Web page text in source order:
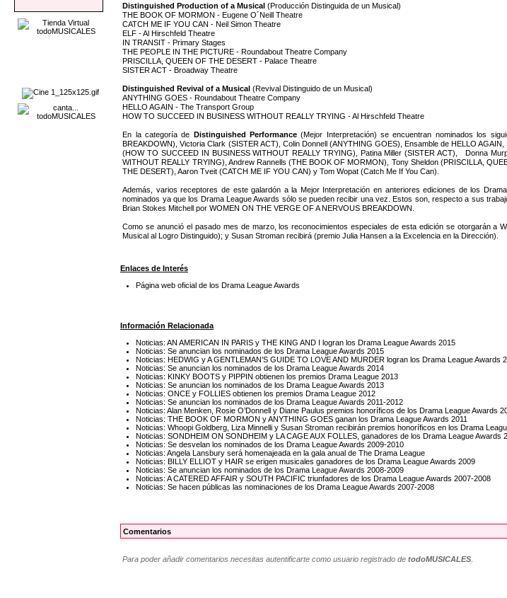
Distinguished Production of a Musical (Producción Distinguida de un Musical)
THE BOOK OF MORMON - Eugene O´Neill Theatre
CATCH ME IF YOU CAN - Neil Simon Theatre
ELF - Al Hirschfeld Theatre
IN TRANSIT - Primary Stages
THE PEOPLE IN THE PICTURE - Roundabout Theatre Company
PRISCILLA, QUEEN OF THE DESERT - Palace Theatre
SISTER ACT - Broadway Theatre
Distinguished Revival of a Musical (Revival Distinguido de un Musical)
ANYTHING GOES - Roundabout Theatre Company
HELLO AGAIN - The Transport Group
HOW TO SUCCEED IN BUSINESS WITHOUT REALLY TRYING - Al Hirschfeld Theatre
En la categoría de Distinguished Performance (Mejor Interpretación) se encuentran nominados los
BREAKDOWN), Victoria Clark (SISTER ACT), Colin Donnell (ANYTHING GOES), Ensamble de HELLO
(HOW TO SUCCEED IN BUSINESS WITHOUT REALLY TRYING), Patina Miller (SISTER ACT), Donna
WITHOUT REALLY TRYING), Andrew Rannells (THE BOOK OF MORMON), Tony Sheldon (PRISCILLA,
THE DESERT), Aaron Tveit (CATCH ME IF YOU CAN) y Tom Wopat (Catch Me If You Can).
Además, varios receptores de este galardón a la Mejor Interpretación en anteriores ediciones de los
nominados ya que los Drama League Awards sólo se pueden recibir una vez. Estos son, respecto a sus
Brian Stokes Mitchell por WOMEN ON THE VERGE OF A NERVOUS BREAKDOWN.
Como se anunció el pasado mes de marzo, los reconocimientos especiales de esta edición se otorgarán a
Musical al Logro Distinguido); y Susan Stroman recibirá (premio Julia Hansen a la Excelencia en la Dirección).
Enlaces de Interés
Página web oficial de los Drama League Awards
Información Relacionada
Noticias: AN AMERICAN IN PARIS y THE KING AND I logran los Drama League Awards 2015
Noticias: Se anuncian los nominados de los Drama League Awards 2015
Noticias: HEDWIG y A GENTLEMAN’S GUIDE TO LOVE AND MURDER logran los Drama League Awards
Noticias: Se anuncian los nominados de los Drama League Awards 2014
Noticias: KINKY BOOTS y PIPPIN obtienen los premios Drama League 2013
Noticias: Se anuncian los nominados de los Drama League Awards 2013
Noticias: ONCE y FOLLIES obtienen los premios Drama League 2012
Noticias: Se anuncian los nominados de los Drama League Awards 2011-2012
Noticias: Alan Menken, Rosie O’Donnell y Diane Paulus premios honoríficos de los Drama League Awards
Noticias: THE BOOK OF MORMON y ANYTHING GOES ganan los Drama League Awards 2011
Noticias: Whoopi Goldberg, Liza Minnelli y Susan Stroman recibirán premios honoríficos en los Drama
Noticias: SONDHEIM ON SONDHEIM y LA CAGE AUX FOLLES, ganadores de los Drama League Awards
Noticias: Se desvelan los nominados de los Drama League Awards 2009-2010
Noticias: Angela Lansbury será homenajeada en la gala anual de The Drama League
Noticias: BILLY ELLIOT y HAIR se erigen musicales ganadores de los Drama League Awards 2009
Noticias: Se anuncian los nominados de los Drama League Awards 2008-2009
Noticias: A CATERED AFFAIR y SOUTH PACIFIC triunfadores de los Drama League Awards 2007-2008
Noticias: Se hacen públicas las nominaciones de los Drama League Awards 2007-2008
Comentarios
Para poder añadir comentarios necesitas autentificarte como usuario registrado detodoMUSICALES